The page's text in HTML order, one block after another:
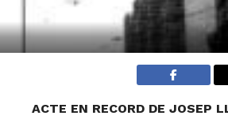
ACTE EN RECORD DE JOSEP